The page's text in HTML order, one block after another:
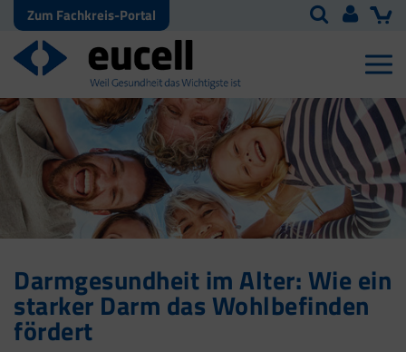
Zum Fachkreis-Portal
Darmgesundheit im Alter: Wie ein
starker Darm das Wohlbefinden
fördert